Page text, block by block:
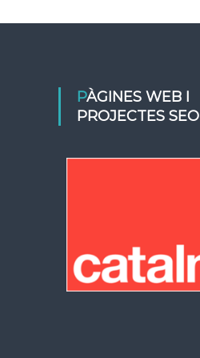
PÀGINES WEB I
PROJECTES SEO